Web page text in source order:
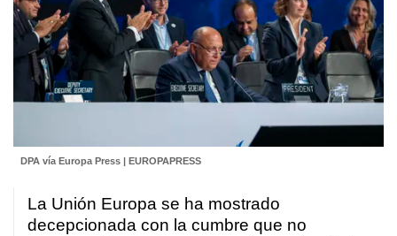
DPA vía Europa Press | EUROPAPRESS
La Unión Europa se ha mostrado
decepcionada con la cumbre que no